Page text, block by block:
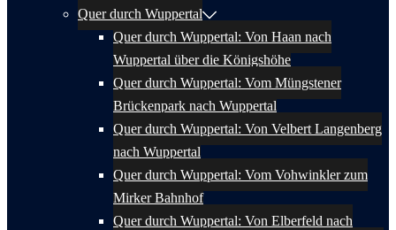
Quer durch Wuppertal
Quer durch Wuppertal: Von Haan nach
Wuppertal über die Königshöhe
Quer durch Wuppertal: Vom Müngstener
Brückenpark nach Wuppertal
Quer durch Wuppertal: Von Velbert Langenberg
nach Wuppertal
Quer durch Wuppertal: Vom Vohwinkler zum
Mirker Bahnhof
Quer durch Wuppertal: Von Elberfeld nach